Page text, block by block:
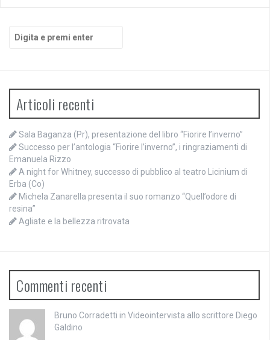
Articoli recenti
Sala Baganza (Pr), presentazione del libro “Fiorire l’inverno”
Successo per l’antologia “Fiorire l’inverno”, i ringraziamenti di
Emanuela Rizzo
A night for Whitney, successo di pubblico al teatro Licinium di
Erba (Co)
Michela Zanarella presenta il suo romanzo “Quell’odore di
resina”
Agliate e la bellezza ritrovata
Commenti recenti
Bruno Corradetti in Videointervista allo scrittore Diego
Galdino